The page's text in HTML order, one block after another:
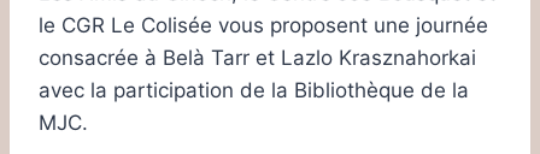
le CGR Le Colisée vous proposent une journée
consacrée à Belà Tarr et Lazlo Krasznahorkai
avec la participation de la Bibliothèque de la
MJC.